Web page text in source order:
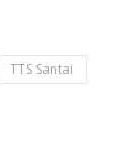
TTS Santai